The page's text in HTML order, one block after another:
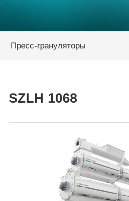
Пресс-грануляторы
SZLH 1068